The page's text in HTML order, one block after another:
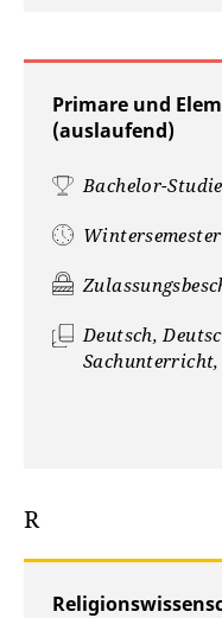
Primare und
(auslaufend)
Bachelor-
Wintersemester
Deutsch,
R